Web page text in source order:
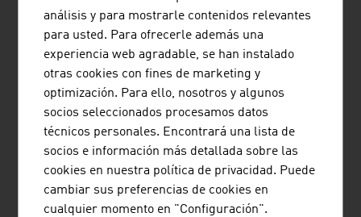
altamente valorados por ejecutivos de empresas
austriacas y extranjeras. Para las partes interesadas
internacionales, hay un proveedor líder de servicios de
consultoría y de e-learning en Austria que es una de las
empresas líderes en Europa, el cual lleva a cabo en todo
el mundo proyectos de educación y cooperación al
desarrollo.
Las universidades y las escuelas técnicas de ciencias
aplicadas austriacas ofrecen cada vez más másteres,
estudios de grado y formación ejecutiva en inglés. Los
análisis y para mostrarle contenidos relevantes
para usted. Para ofrecerle además una
experiencia web agradable, se han instalado
otras cookies con fines de marketing y
optimización. Para ello, nosotros y algunos
socios seleccionados procesamos datos
técnicos personales. Encontrará una lista de
socios e información más detallada sobre las
cookies en nuestra política de privacidad. Puede
cambiar sus preferencias de cookies en
cualquier momento en "Configuración".